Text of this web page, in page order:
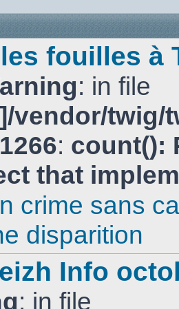
fouilles à
: in file
vendor/
1266: count():
that
crime sans
disparition
Info
: in file